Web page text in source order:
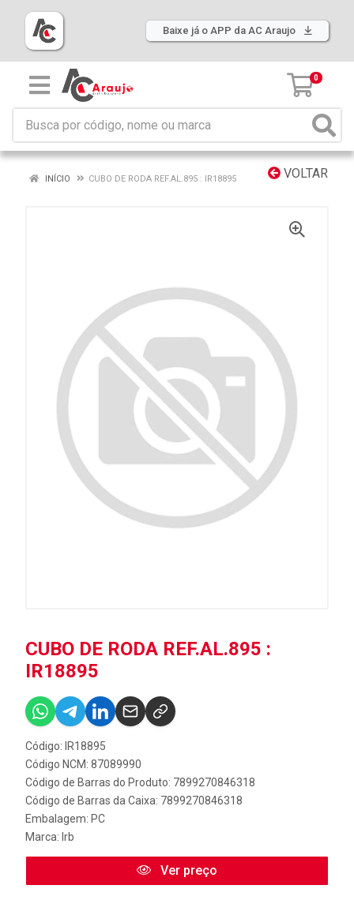
Baixe já o APP da AC Araujo
0
VOLTAR
INÍCIO CUBO DE RODA REF.AL.895 : IR18895
CUBO DE RODA REF.AL.895 :
IR18895
Código: IR18895
Código NCM: 87089990
Código de Barras do Produto: 7899270846318
Código de Barras da Caixa: 7899270846318
Embalagem: PC
Marca: Irb
Ver preço